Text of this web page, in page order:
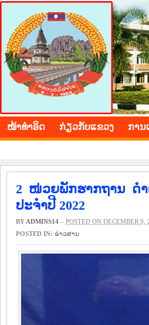
ໜ້າ​ທຳ​ອິດ ​ກ່ຽວ​ກັບ​ແຂວງ ການ​
2 ໜ່ວຍພັກຮາກຖານ ດໍ
ປະຈຳປີ 2022
BY ADMINS14 – POSTED ON DECEMBER 9,
POSTED IN: ​ຂ່າວ​ສານ